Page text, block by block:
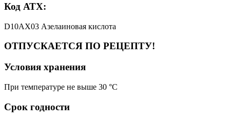
Код АТХ:
D10AX03 Азелаиновая кислота
ОТПУСКАЕТСЯ ПО РЕЦЕПТУ!
Условия хранения
При температуре не выше 30 °C
Срок годности